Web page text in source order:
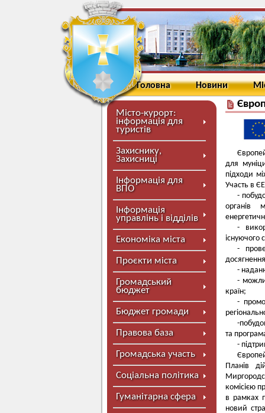
Головна Новини
Місто-курорт:
інформація для
туристів
Захиснику,
Захисниці
Інформація для
ВПО
Інформація
управлінь і відділів
Економіка міста
Проєкти міста
Громадський
бюджет
Бюджет громади
Правова база
Громадська участь
Соціальна політика
Гуманітарна сфера
для
підходи
Участь в
-
органів
-
існуючого
-
-
-
країн;
-
-
та
-
Планів
комісією
в рамках
новий